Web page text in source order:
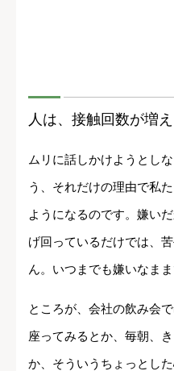
人は、接触回数が増
ムリに話しかけようとし
う、それだけの理由で私
ようになるのです。嫌い
げ回っているだけでは、
ん。いつまでも嫌いなまま
ところが、会社の飲み会
座ってみるとか、毎朝、
か、そういうちょっとし